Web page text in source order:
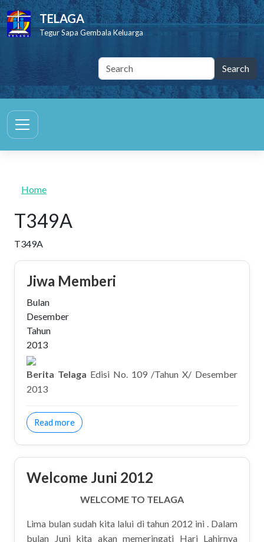
Skip to main content
TELAGA
Tegur Sapa Gembala Keluarga
Home
T349A
T349A
Jiwa Memberi
Bulan
Desember
Tahun
2013
Berita Telaga Edisi No. 109 /Tahun X/ Desember
2013
Read moreabout Jiwa Memberi
Welcome Juni 2012
WELCOME TO TELAGA
Lima bulan sudah kita lalui di tahun 2012 ini . Dalam
bulan Juni kita akan memeringati Hari Lahirnya